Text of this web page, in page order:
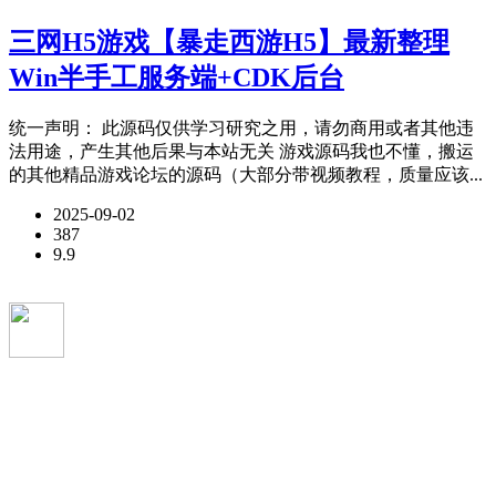
三网H5游戏【暴走西游H5】最新整理
Win半手工服务端+CDK后台
统一声明： 此源码仅供学习研究之用，请勿商用或者其他违
法用途，产生其他后果与本站无关 游戏源码我也不懂，搬运
的其他精品游戏论坛的源码（大部分带视频教程，质量应该...
2025-09-02
387
9.9